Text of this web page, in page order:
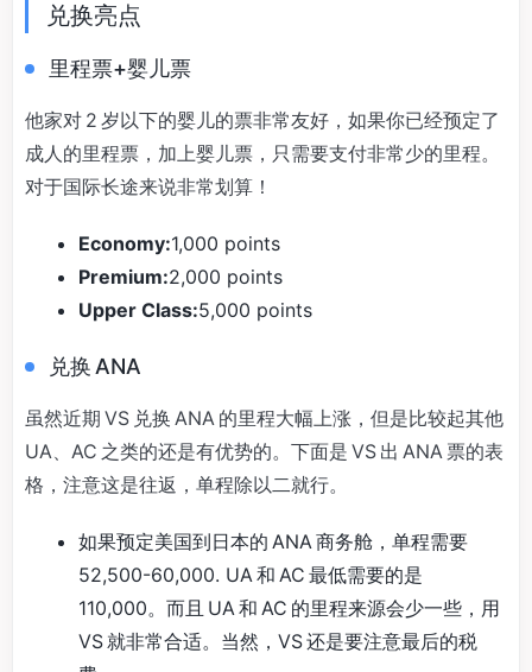
兑换亮点
里程票+婴儿票
他家对 2 岁以下的婴儿的票非常友好，如果你已经预定了
成人的里程票，加上婴儿票，只需要支付非常少的里程。
对于国际长途来说非常划算！
Economy:1,000 points
Premium:2,000 points
Upper Class:5,000 points
兑换 ANA
虽然近期 VS 兑换 ANA 的里程大幅上涨，但是比较起其他
UA、AC 之类的还是有优势的。下面是 VS 出 ANA 票的表
格，注意这是往返，单程除以二就行。
如果预定美国到日本的 ANA 商务舱，单程需要
52,500-60,000. UA 和 AC 最低需要的是
110,000。而且 UA 和 AC 的里程来源会少一些，用
VS 就非常合适。当然，VS 还是要注意最后的税